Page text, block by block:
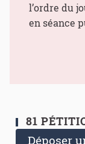
l’ordre du
en séance
81
Déposer